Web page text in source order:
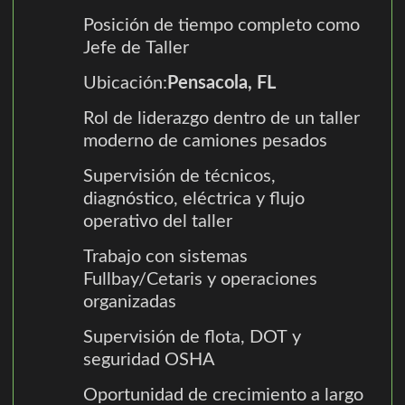
Posición de tiempo completo como
Jefe de Taller
Ubicación: Pensacola, FL
Rol de liderazgo dentro de un taller
moderno de camiones pesados
Supervisión de técnicos,
diagnóstico, eléctrica y flujo
operativo del taller
Trabajo con sistemas
Fullbay/Cetaris y operaciones
organizadas
Supervisión de flota, DOT y
seguridad OSHA
Oportunidad de crecimiento a largo